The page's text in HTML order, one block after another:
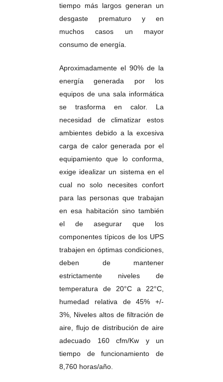
tiempo más largos generan un
desgaste prematuro y en
muchos casos un mayor
consumo de energía.
Aproximadamente el 90% de la
energía generada por los
equipos de una sala informática
se trasforma en calor. La
necesidad de climatizar estos
ambientes debido a la excesiva
carga de calor generada por el
equipamiento que lo conforma,
exige idealizar un sistema en el
cual no solo necesites confort
para las personas que trabajan
en esa habitación sino también
el de asegurar que los
componentes típicos de los UPS
trabajen en óptimas condiciones,
deben de mantener
estrictamente niveles de
temperatura de 20°C a 22°C,
humedad relativa de 45% +/-
3%, Niveles altos de filtración de
aire, flujo de distribución de aire
adecuado 160 cfm/Kw y un
tiempo de funcionamiento de
8,760 horas/año.